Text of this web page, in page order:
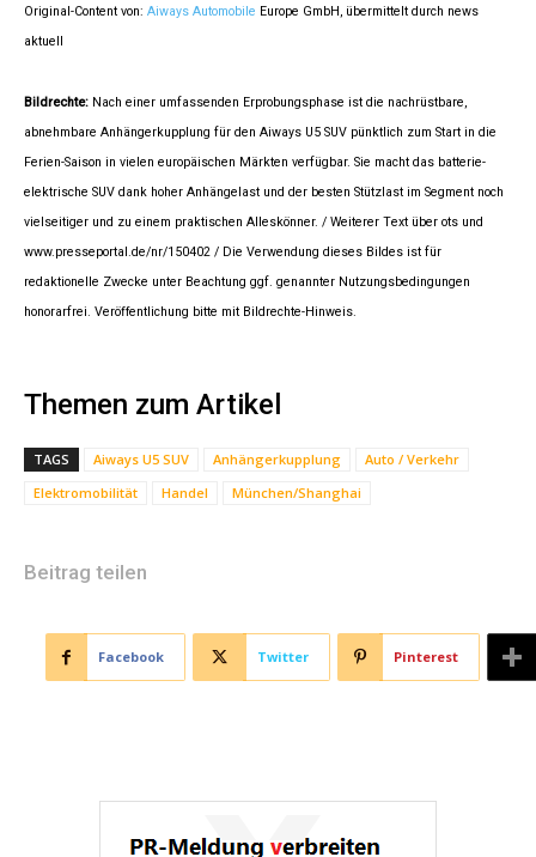
Original-Content von: Aiways Automobile Europe GmbH, übermittelt durch news
aktuell
Bildrechte: Nach einer umfassenden Erprobungsphase ist die nachrüstbare,
abnehmbare Anhängerkupplung für den Aiways U5 SUV pünktlich zum Start in die
Ferien-Saison in vielen europäischen Märkten verfügbar. Sie macht das batterie-
elektrische SUV dank hoher Anhängelast und der besten Stützlast im Segment noch
vielseitiger und zu einem praktischen Alleskönner. / Weiterer Text über ots und
www.presseportal.de/nr/150402 / Die Verwendung dieses Bildes ist für
redaktionelle Zwecke unter Beachtung ggf. genannter Nutzungsbedingungen
honorarfrei. Veröffentlichung bitte mit Bildrechte-Hinweis.
Themen zum Artikel
TAGS Aiways U5 SUV Anhängerkupplung
Auto / Verkehr
Elektromobilität
Handel München/Shanghai
Beitrag teilen
Facebook Twitter Pinterest